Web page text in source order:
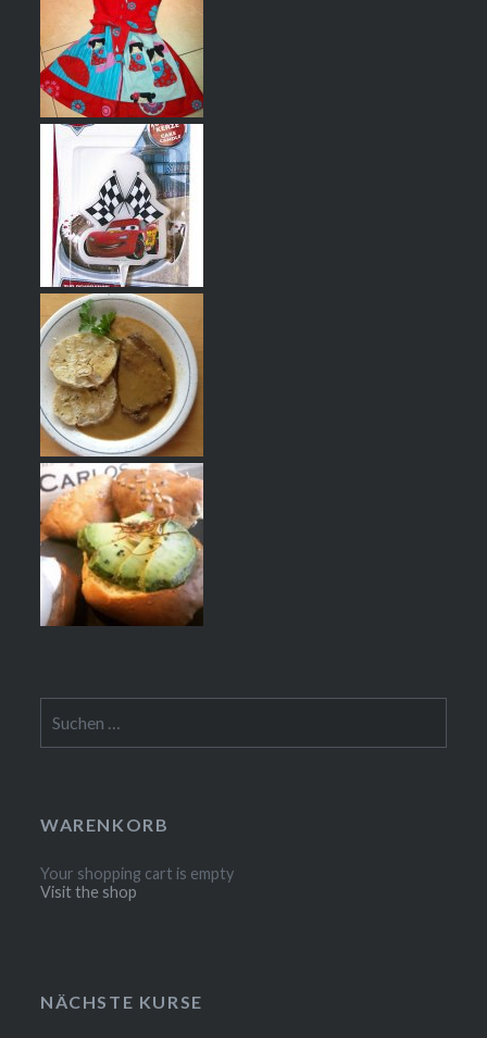
nach:
WARENKORB
Your shopping cart is empty
Visit the shop
NÄCHSTE KURSE